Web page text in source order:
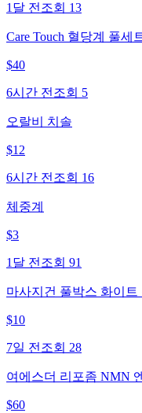
1달 전 조회 13
Care Touch 혈당계 풀세
$40
6시간 전 조회 5
오랄비 치솔
$12
6시간 전 조회 16
체중계
$3
1달 전 조회 91
마사지건 풀박스 화이트
$10
7일 전 조회 28
여에스더 리포좀 NMN
$60